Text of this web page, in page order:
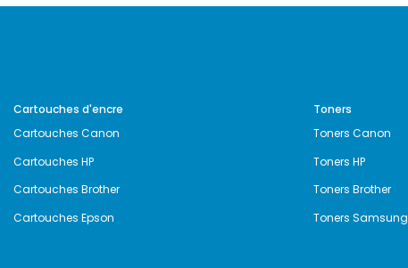
Cartouches d'encre
Cartouches Canon
Cartouches HP
Cartouches Brother
Cartouches Epson
Toners
Toners Canon
Toners HP
Toners Brother
Toners Samsung